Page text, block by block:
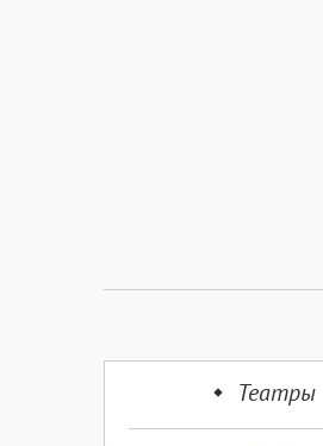
Театры